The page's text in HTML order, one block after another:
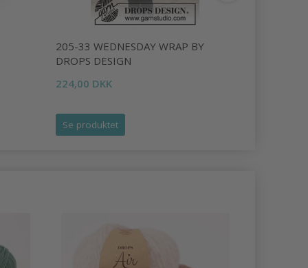
205-33 WEDNESDAY WRAP BY
DROPS DESIGN
224,00 DKK
Se produktet